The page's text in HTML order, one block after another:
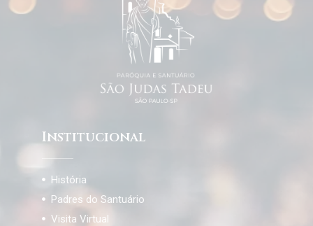
Institucional
História
Padres do Santuário
Visita Virtual